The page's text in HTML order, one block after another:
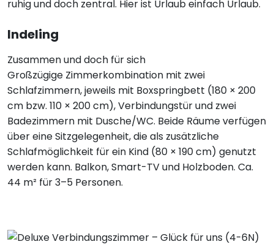
ruhig und doch zentral. Hier ist Urlaub einfach Urlaub.
Indeling
Zusammen und doch für sich
Großzügige Zimmerkombination mit zwei
Schlafzimmern, jeweils mit Boxspringbett (180 × 200
cm bzw. 110 × 200 cm), Verbindungstür und zwei
Badezimmern mit Dusche/WC. Beide Räume verfügen
über eine Sitzgelegenheit, die als zusätzliche
Schlafmöglichkeit für ein Kind (80 × 190 cm) genutzt
werden kann. Balkon, Smart-TV und Holzboden. Ca.
44 m² für 3–5 Personen.